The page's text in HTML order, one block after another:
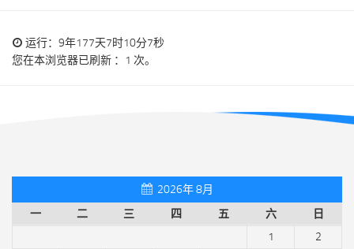
运行：9年177天7时10分7秒
您在本浏览器已刷新 ：1 次。
2026年 8月
一
二 三 四 五 六 日
1
2